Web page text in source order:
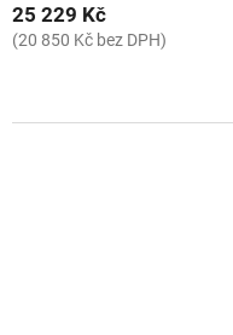
hodnocení
produktu
5
25 229 Kč
(20 850 Kč bez DPH)